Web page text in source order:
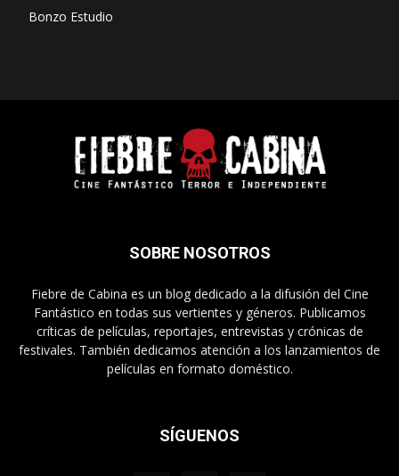
Bonzo Estudio
SOBRE NOSOTROS
Fiebre de Cabina es un blog dedicado a la difusión del Cine
Fantástico en todas sus vertientes y géneros. Publicamos
críticas de películas, reportajes, entrevistas y crónicas de
festivales. También dedicamos atención a los lanzamientos de
películas en formato doméstico.
SÍGUENOS